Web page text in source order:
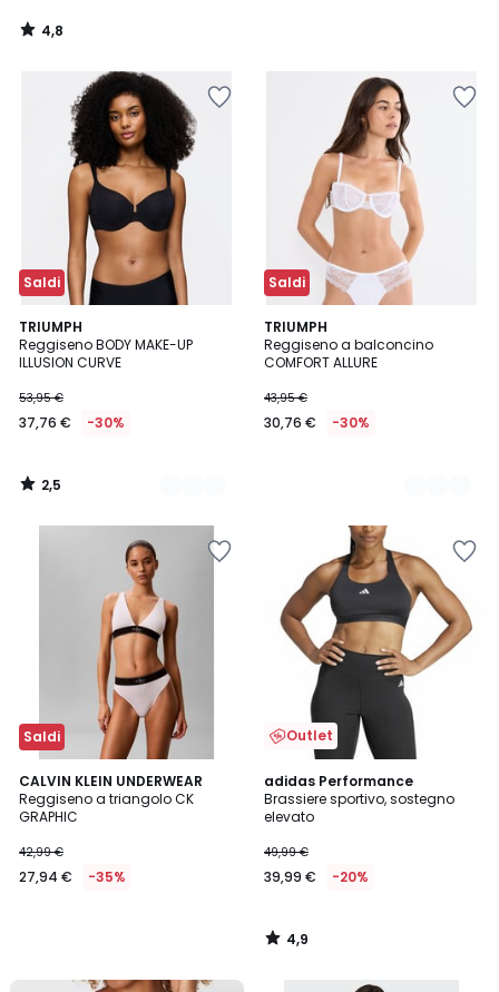
4,8
/
Saldi
TRIUMPH
Reggiseno BODY MAKE-UP
ILLUSION CURVE
53,95 €
37,76 € -30%
2,5
/ 5
3
Colori
2,5
/
Saldi
TRIUMPH
Reggiseno a balconcino
COMFORT ALLURE
43,95 €
30,76 € -30%
2
Colori
Saldi
CALVIN KLEIN UNDERWEAR
Reggiseno a triangolo CK
GRAPHIC
42,99 €
27,94 € -35%
Outlet
adidas Performance
Brassiere sportivo, sostegno
elevato
49,99 €
39,99 € -20%
4,9
/ 5
4,9
/